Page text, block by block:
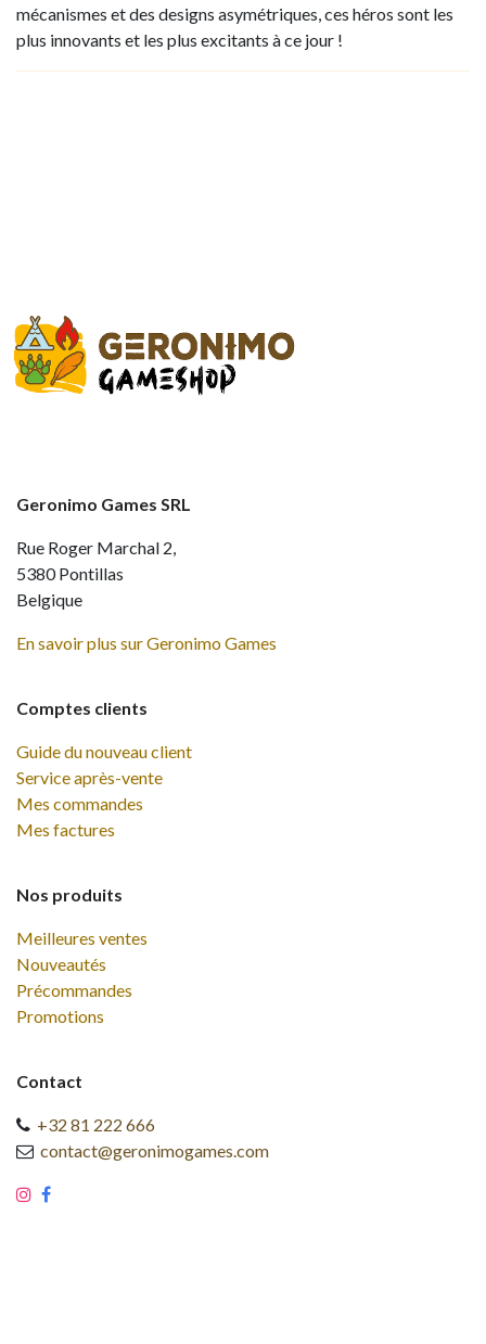
mécanismes et des designs asymétriques, ces héros sont les
plus innovants et les plus excitants à ce jour !
Comptes clients
Guide du nouveau client
Service après-vente
Mes commandes
Mes factures
Nos produits
Meilleures ventes
Nouveautés
Précommandes
Promotions
Contact
+32 81 222 666
contact@geronimogames.com
Geronimo Games SRL
Rue Roger Marchal 2,
5380 Pontillas
Belgique
En savoir plus sur Geronimo Games